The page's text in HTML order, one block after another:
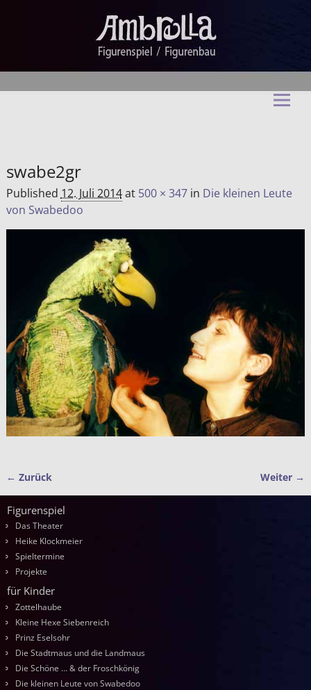
swabe2gr
Published 12. Juli 2014at 500 × 347in Die kleinen Leute
von Swabedoo
Bilder-Navigation
← Zurück Weiter →
Figurenspiel
Das Theater
Heike Klockmeier
Spieltermine
Projekte
für Kinder
Zottelhaube
Kleine Hexe Siebenreich
Prinz Eselsohr
Die Stadtmaus und die Landmaus
Die Schöne … & der Froschkönig
Die kleinen Leute von Swabedoo